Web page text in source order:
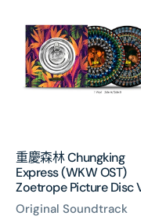
森
林
Chungking
Express
(WKW
Disc
Vinyl
重慶森林 Chungking
Express (WKW OST)
Zoetrope Picture Disc
Original Soundtrack